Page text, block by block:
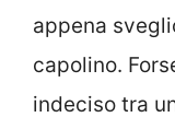
appena
capolino.
indeciso tra